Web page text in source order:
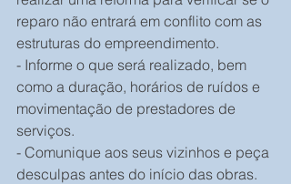
reparo não entrará em conflito com as
estruturas do empreendimento.
- Informe o que será realizado, bem
como a duração, horários de ruídos e
movimentação de prestadores de
serviços.
- Comunique aos seus vizinhos e peça
desculpas antes do início das obras.